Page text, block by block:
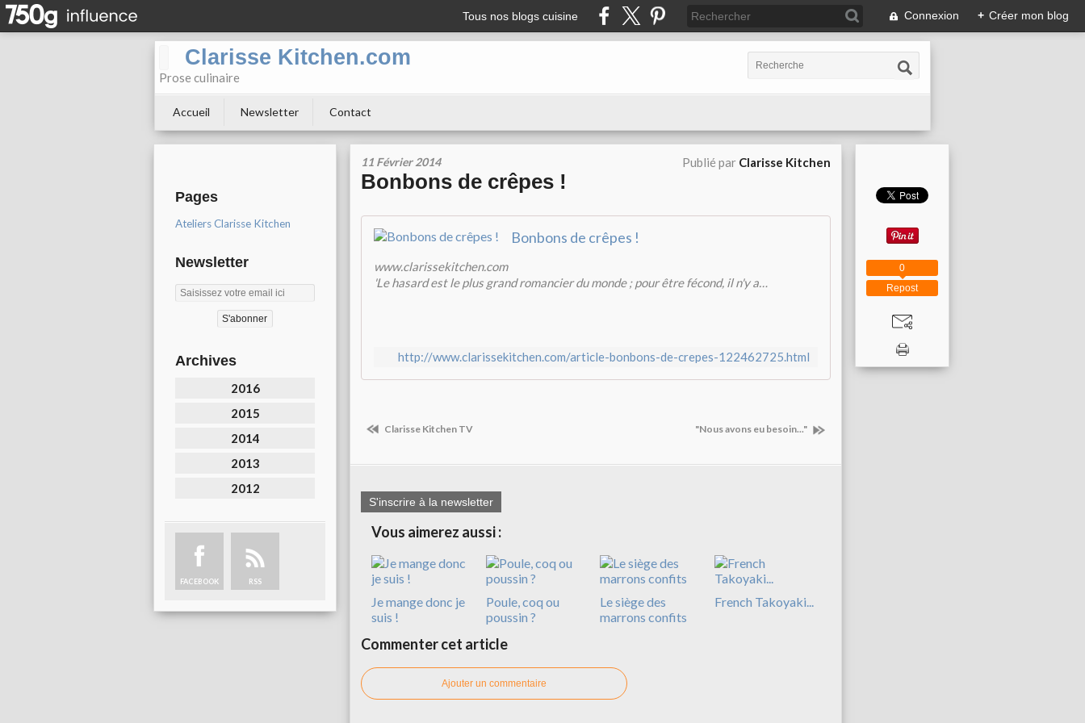
Tous nos blogs cuisine Connexion + Créer mon blog
Clarisse Kitchen.com
Prose culinaire
Accueil Newsletter Contact
Pages
Ateliers Clarisse Kitchen
Newsletter
Archives
2016
2015
2014
2013
2012
FACEBOOK RSS
11 Février 2014 Publié par Clarisse Kitchen
Bonbons de crêpes !
Bonbons de crêpes !
www.clarissekitchen.com
'Le hasard est le plus grand romancier du monde ; pour être fécond, il n'y a…
http://www.clarissekitchen.com/article-bonbons-de-crepes-122462725.html
Clarisse Kitchen TV "Nous avons eu besoin..."
S'inscrire à la newsletter
Vous aimerez aussi :
Je mange donc je
suis !
Poule, coq ou
poussin ?
Le siège des
marrons confits
French Takoyaki...
Commenter cet article
Ajouter un commentaire
Repost
0